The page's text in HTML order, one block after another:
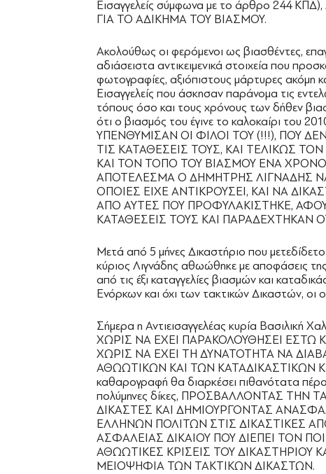
Εισαγγελείς σύμφωνα με το άρθρο 244
ΓΙΑ ΤΟ ΑΔΙΚΗΜΑ ΤΟΥ ΒΙΑΣΜΟΥ.
Ακολούθως οι φερόμενοι ως βιασθέντες,
αδιάσειστα αντικειμενικά στοιχεία που
φωτογραφίες, αξιόπιστους μάρτυρες ακόμη
Εισαγγελείς που άσκησαν παράνομα τις
τόπους όσο και τους χρόνους των δήθεν
ότι ο βιασμός του έγινε το καλοκαίρι του
ΥΠΕΝΘΥΜΙΣΑΝ ΟΙ ΦΙΛΟΙ ΤΟΥ (!!!), ΠΟΥ
ΤΙΣ ΚΑΤΑΘΕΣΕΙΣ ΤΟΥΣ, ΚΑΙ ΤΕΛΙΚΩΣ
ΚΑΙ ΤΟΝ ΤΟΠΟ ΤΟΥ ΒΙΑΣΜΟΥ ΕΝΑ
ΑΠΟΤΕΛΕΣΜΑ Ο ΔΗΜΗΤΡΗΣ ΛΙΓΝΑΔΗΣ ΝΑ
ΟΠΟΙΕΣ ΕΙΧΕ ΑΝΤΙΚΡΟΥΣΕΙ, ΚΑΙ ΝΑ
ΑΠΟ ΑΥΤΕΣ ΠΟΥ ΠΡΟΦΥΛΑΚΙΣΤΗΚΕ, ΑΦΟΥ
ΚΑΤΑΘΕΣΕΙΣ ΤΟΥΣ ΚΑΙ ΠΑΡΑΔΕΧΤΗΚΑΝ
Μετά από 5 μήνες Δικαστήριο που
κύριος Λιγνάδης αθωώθηκε με αποφάσεις
από τις έξι καταγγελίες βιασμών και
Ενόρκων και όχι των τακτικών Δικαστών, οι
Σήμερα η Αντιεισαγγελέας κυρία Βασιλική
ΧΩΡΙΣ ΝΑ ΕΧΕΙ ΠΑΡΑΚΟΛΟΥΘΗΣΕΙ ΕΣΤΩ
ΧΩΡΙΣ ΝΑ ΕΧΕΙ ΤΗ ΔΥΝΑΤΟΤΗΤΑ ΝΑ
ΑΘΩΩΤΙΚΩΝ ΚΑΙ ΤΩΝ ΚΑΤΑΔΙΚΑΣΤΙΚΩΝ
καθαρογραφή θα διαρκέσει πιθανότατα
πολύμηνες δίκες, ΠΡΟΣΒΑΛΛΟΝΤΑΣ ΤΗΝ
ΔΙΚΑΣΤΕΣ ΚΑΙ ΔΗΜΙΟΥΡΓΟΝΤΑΣ
ΕΛΛΗΝΩΝ ΠΟΛΙΤΩΝ ΣΤΙΣ ΔΙΚΑΣΤΙΚΕΣ
ΑΣΦΑΛΕΙΑΣ ΔΙΚΑΙΟΥ ΠΟΥ ΔΙΕΠΕΙ ΤΟΝ
ΑΘΩΩΤΙΚΕΣ ΚΡΙΣΕΙΣ ΤΟΥ ΔΙΚΑΣΤΗΡΙΟΥ
ΜΕΙΟΨΗΦΙΑ ΤΩΝ ΤΑΚΤΙΚΩΝ ΔΙΚΑΣΤΩΝ.